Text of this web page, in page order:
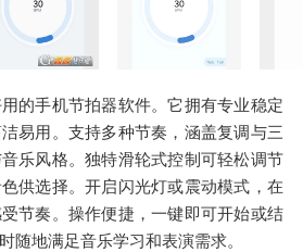
的手机节拍器软件。它拥有专业稳定
易用。支持多种节奏，涵盖复调与三
乐风格。独特滑轮式控制可轻松调节
供选择。开启闪光灯或震动模式，在
节奏。操作便捷，一键即可开始或结
随地满足音乐学习和表演需求。